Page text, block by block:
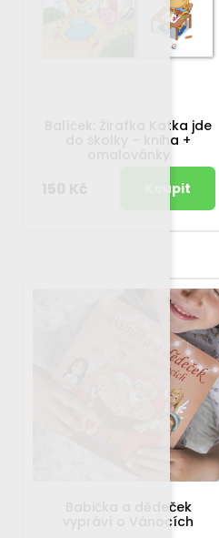
Balíček: Žirafka Katka jde
do školky – kniha +
Babička a dědeček
vypráví o Vánocích